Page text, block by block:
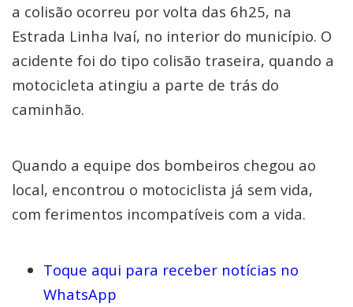
a colisão ocorreu por volta das 6h25, na
Estrada Linha Ivaí, no interior do município. O
acidente foi do tipo colisão traseira, quando a
motocicleta atingiu a parte de trás do
caminhão.
Quando a equipe dos bombeiros chegou ao
local, encontrou o motociclista já sem vida,
com ferimentos incompatíveis com a vida.
Toque aqui para receber notícias no
WhatsApp